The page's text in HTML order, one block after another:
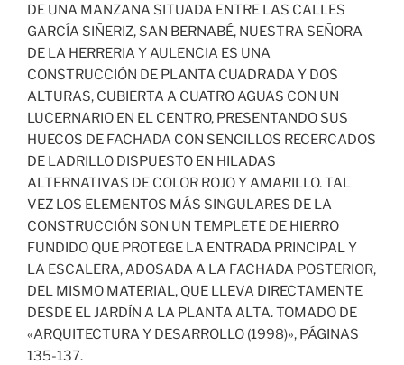
DE UNA MANZANA SITUADA ENTRE LAS CALLES
GARCÍA SIÑERIZ, SAN BERNABÉ, NUESTRA SEÑORA
DE LA HERRERIA Y AULENCIA ES UNA
CONSTRUCCIÓN DE PLANTA CUADRADA Y DOS
ALTURAS, CUBIERTA A CUATRO AGUAS CON UN
LUCERNARIO EN EL CENTRO, PRESENTANDO SUS
HUECOS DE FACHADA CON SENCILLOS RECERCADOS
DE LADRILLO DISPUESTO EN HILADAS
ALTERNATIVAS DE COLOR ROJO Y AMARILLO. TAL
VEZ LOS ELEMENTOS MÁS SINGULARES DE LA
CONSTRUCCIÓN SON UN TEMPLETE DE HIERRO
FUNDIDO QUE PROTEGE LA ENTRADA PRINCIPAL Y
LA ESCALERA, ADOSADA A LA FACHADA POSTERIOR,
DEL MISMO MATERIAL, QUE LLEVA DIRECTAMENTE
DESDE EL JARDÍN A LA PLANTA ALTA. TOMADO DE
«ARQUITECTURA Y DESARROLLO (1998)», PÁGINAS
135-137.